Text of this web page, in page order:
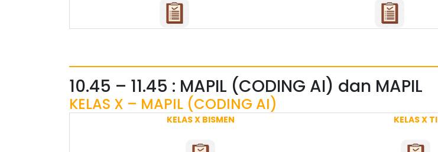
10.45 – 11.45 : MAPIL (CODING AI) dan MAPIL
KELAS X – MAPIL (CODING AI)
KELAS X BISMEN KELAS X TI